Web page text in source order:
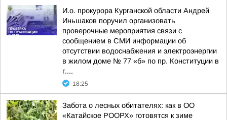
И.о. прокурора Курганской области Андрей
Иньшаков поручил организовать
проверочные мероприятия связи с
сообщением в СМИ информации об
отсутствии водоснабжения и электроэнергии
в жилом доме № 77 «б» по пр. Конституции в
г....
18:25
Забота о лесных обитателях: как в ОО
«Катайское РООРХ» готовятся к зиме